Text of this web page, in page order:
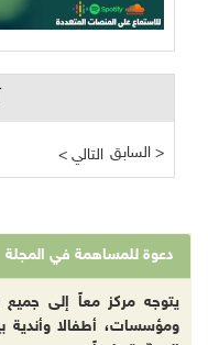
< التالي السابق >
دعوة للمساهمة في المجلة
يتوجه مركز معاً إلى جميع
ومؤسسات، أطفالا وأندية